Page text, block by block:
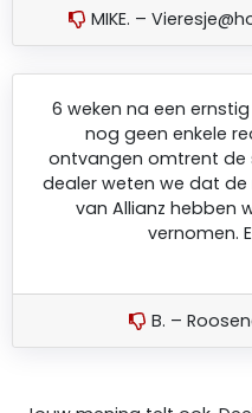
MIKE. –
6 weken na een
nog geen enkele
ontvangen omtrent de
dealer weten we dat
van Allianz hebben
vernomen.
B. –